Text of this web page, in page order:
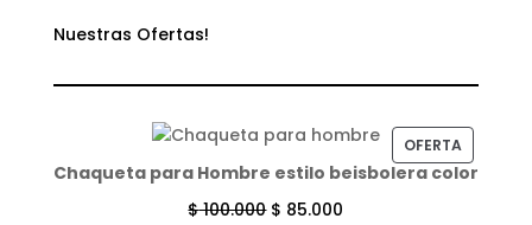
Nuestras Ofertas!
OFERTA
EN
Chaqueta para Hombre estilo beisbolera color
$100.000 $ 85.000